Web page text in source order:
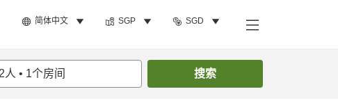
简体中文 SGP SGD
2人 • 1个房间 搜索